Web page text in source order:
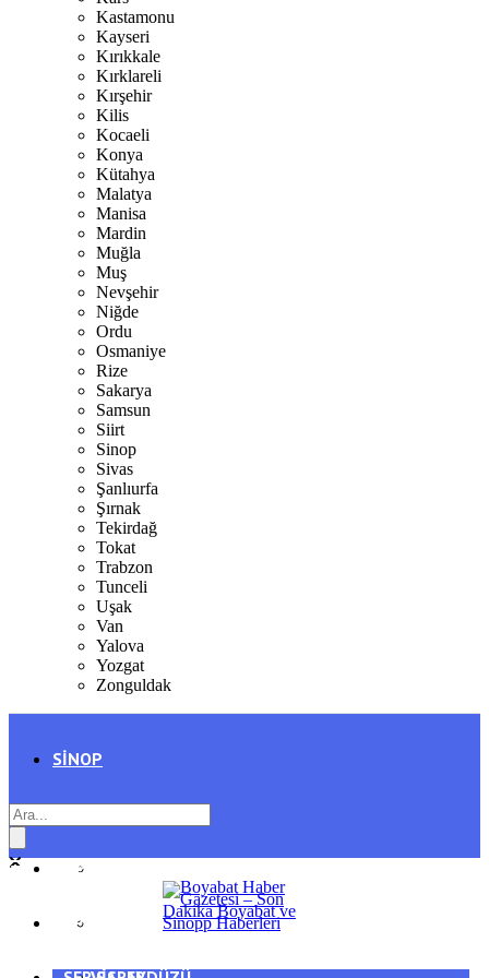
Kastamonu
Kayseri
Kırıkkale
Kırklareli
Kırşehir
Kilis
Kocaeli
Konya
Kütahya
Malatya
Manisa
Mardin
Muğla
Muş
Nevşehir
Niğde
Ordu
Osmaniye
Rize
Sakarya
Samsun
Siirt
Sinop
Sivas
Şanlıurfa
Şırnak
Tekirdağ
Tokat
Trabzon
Tunceli
Uşak
Van
Yalova
Yozgat
Zonguldak
SINOP
AYANCIK
GENEL
SPOR